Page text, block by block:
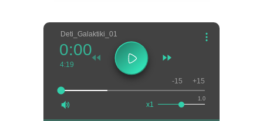
Deti_Galaktiki_01
0:00
4:19
1.0
x1
-15 +15